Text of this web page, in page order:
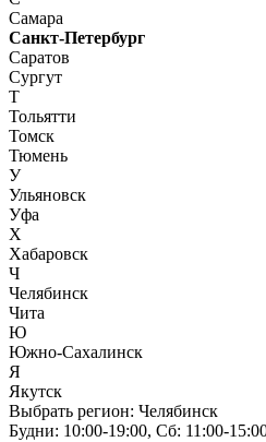
Самара
Санкт-Петербург
Саратов
Сургут
Т
Тольятти
Томск
Тюмень
У
Ульяновск
Уфа
Х
Хабаровск
Ч
Челябинск
Чита
Ю
Южно-Сахалинск
Я
Якутск
Выбрать регион: Челябинск
Будни: 10:00‑19:00, Сб: